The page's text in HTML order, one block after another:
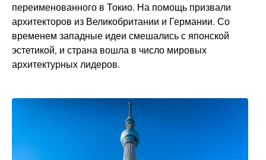
переименованного в Токио. На помощь призвали
архитекторов из Великобритании и Германии. Со
временем западные идеи смешались с японской
эстетикой, и страна вошла в число мировых
архитектурных лидеров.